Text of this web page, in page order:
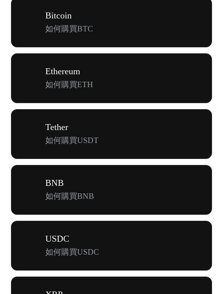
Bitcoin
如何購買BTC
Ethereum
如何購買ETH
Tether
如何購買USDT
BNB
如何購買BNB
USDC
如何購買USDC